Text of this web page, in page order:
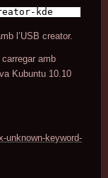
kde
l’USB creator.
amb
Kubuntu 10.10
unknown-keyword-